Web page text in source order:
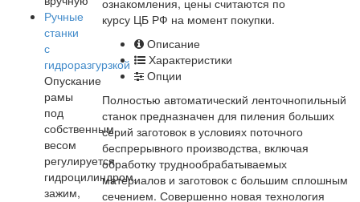
Ручные
станки
с
гидроразгурзкой
Опускание
рамы
под
собственным
весом
регулируется
гидроцилиндром,
зажим,
ознакомления, цены считаются по
курсу ЦБ РФ на момент покупки.
Описание
Характеристики
Опции
Полностью автоматический ленточнопильный
станок предназначен для пиления больших
серий заготовок в условиях поточного
беспрерывного производства, включая
обработку труднообрабатываемых
материалов и заготовок с большим сплошным
сечением. Совершенно новая технология